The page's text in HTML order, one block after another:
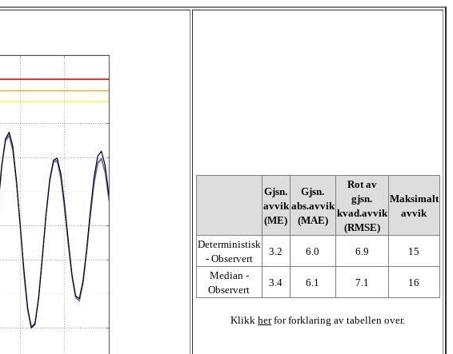
Gjsn.
avvik
(ME)
Gjsn.
abs.avvik
(MAE)
Rot av
gjsn.
kvad.avvik
(RMSE)
Maksimalt
avvik
Deterministisk
- Observert
3.2 6.0 6.9
15
Median -
Observert
3.4 6.1 7.1 16
Klikk herfor forklaring av tabellen over.